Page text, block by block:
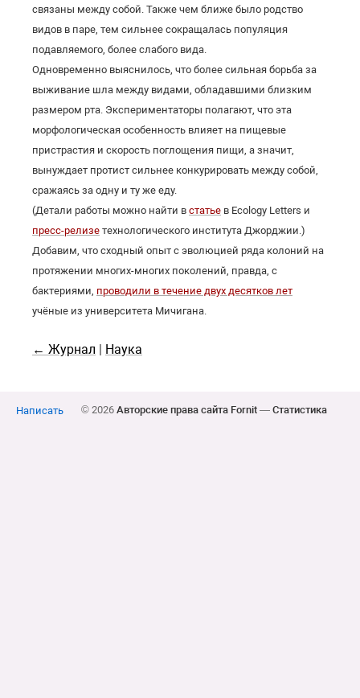
связаны между собой. Также чем ближе было родство
видов в паре, тем сильнее сокращалась популяция
подавляемого, более слабого вида.
Одновременно выяснилось, что более сильная борьба за
выживание шла между видами, обладавшими близким
размером рта. Экспериментаторы полагают, что эта
морфологическая особенность влияет на пищевые
пристрастия и скорость поглощения пищи, а значит,
вынуждает протист сильнее конкурировать между собой,
сражаясь за одну и ту же еду.
(Детали работы можно найти в статье в Ecology Letters и
пресс-релизе технологического института Джорджии.)
Добавим, что сходный опыт с эволюцией ряда колоний на
протяжении многих-многих поколений, правда, с
бактериями, проводили в течение двух десятков лет
учёные из университета Мичигана.
← Журнал | Наука
Написать © 2026 Авторские права сайта Fornit— Статистика